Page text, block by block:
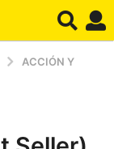
ACCIÓN Y